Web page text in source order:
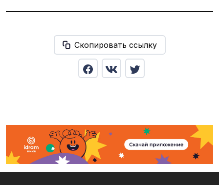
Скопировать ссылку